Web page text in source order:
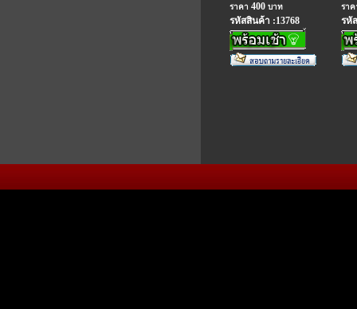
ราคา 400 บาท
รหัสสินค้า :13768
รา
รหั